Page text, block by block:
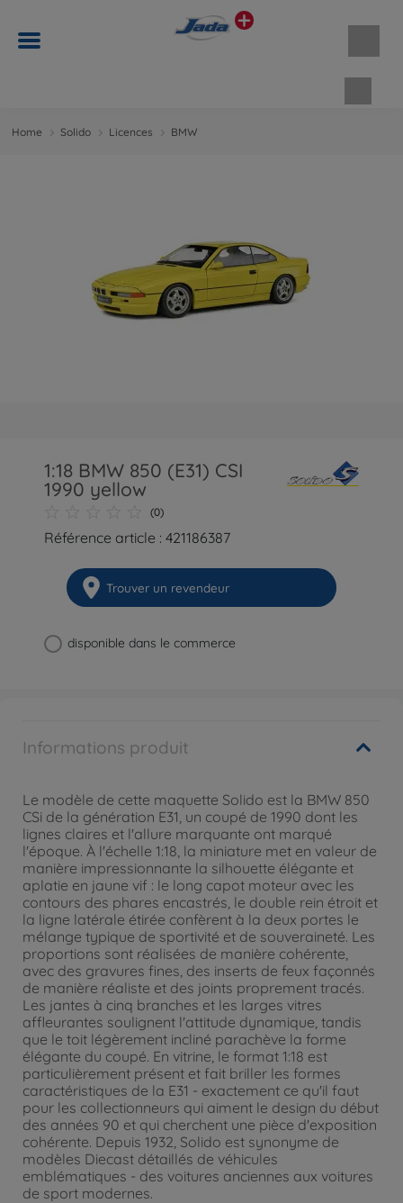
Home Solido Licences BMW
1:18 BMW 850 (E31) CSI
1990 yellow
(0)
Référence article : 421186387
Trouver un revendeur
disponible dans le commerce
Informations produit
Le modèle de cette maquette Solido est la BMW 850
CSi de la génération E31, un coupé de 1990 dont les
lignes claires et l'allure marquante ont marqué
l'époque. À l'échelle 1:18, la miniature met en valeur de
manière impressionnante la silhouette élégante et
aplatie en jaune vif : le long capot moteur avec les
contours des phares encastrés, le double rein étroit et
la ligne latérale étirée confèrent à la deux portes le
mélange typique de sportivité et de souveraineté. Les
proportions sont réalisées de manière cohérente,
avec des gravures fines, des inserts de feux façonnés
de manière réaliste et des joints proprement tracés.
Les jantes à cinq branches et les larges vitres
affleurantes soulignent l'attitude dynamique, tandis
que le toit légèrement incliné parachève la forme
élégante du coupé. En vitrine, le format 1:18 est
particulièrement présent et fait briller les formes
caractéristiques de la E31 - exactement ce qu'il faut
pour les collectionneurs qui aiment le design du début
des années 90 et qui cherchent une pièce d'exposition
cohérente. Depuis 1932, Solido est synonyme de
modèles Diecast détaillés de véhicules
emblématiques - des voitures anciennes aux voitures
de sport modernes.